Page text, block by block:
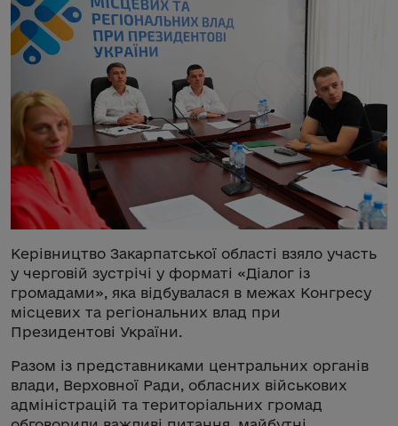
Керівництво Закарпатської області взяло участь
у черговій зустрічі у форматі «Діалог із
громадами», яка відбувалася в межах Конгресу
місцевих та регіональних влад при
Президентові України.
Разом із представниками центральних органів
влади, Верховної Ради, обласних військових
адміністрацій та територіальних громад